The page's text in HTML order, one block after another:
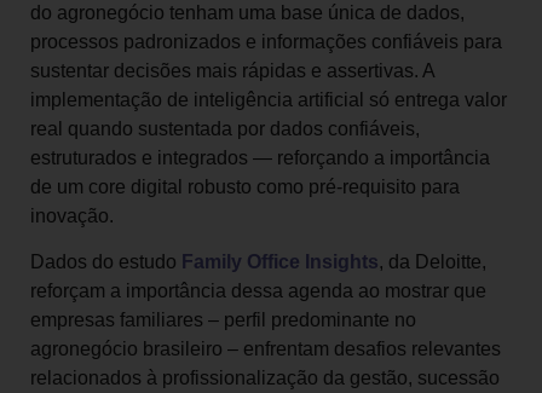
do agronegócio tenham uma base única de dados,
processos padronizados e informações confiáveis para
sustentar decisões mais rápidas e assertivas. A
implementação de inteligência artificial só entrega valor
real quando sustentada por dados confiáveis,
estruturados e integrados — reforçando a importância
de um core digital robusto como pré-requisito para
inovação.
Dados do estudo Family Office Insights, da Deloitte,
reforçam a importância dessa agenda ao mostrar que
empresas familiares – perfil predominante no
agronegócio brasileiro – enfrentam desafios relevantes
relacionados à profissionalização da gestão, sucessão